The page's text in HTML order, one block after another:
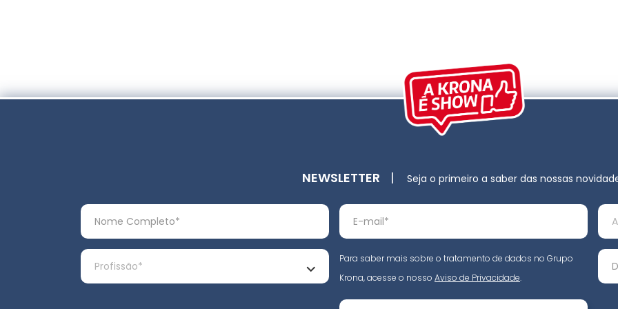
NEWSLETTER | Seja o primeiro a saber das nossas
Para saber mais sobre o tratamento de dados no Grupo
Krona, acesse o nosso Aviso de Privacidade.